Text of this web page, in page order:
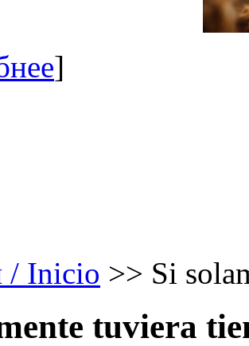
]
/ Inicio >> Si
tuviera